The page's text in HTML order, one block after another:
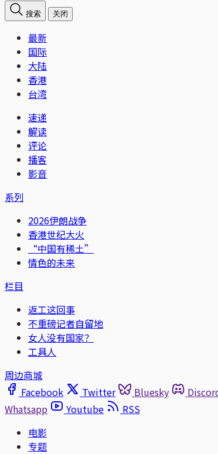
搜索 关闭
最新
国际
大陆
香港
台湾
速递
解读
评论
播客
影音
系列
2026伊朗战争
香港世纪大火
“中国有稀土”
情色的未来
栏目
返工这回事
不重磅记者自留地
女人没有国家？
工具人
周边商城
Facebook
Twitter Bluesky
Whatsapp
Youtube
RSS
电影
专题